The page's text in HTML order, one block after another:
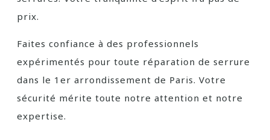
prix.
Faites confiance à des professionnels
expérimentés pour toute réparation de serrure
dans le 1er arrondissement de Paris. Votre
sécurité mérite toute notre attention et notre
expertise.